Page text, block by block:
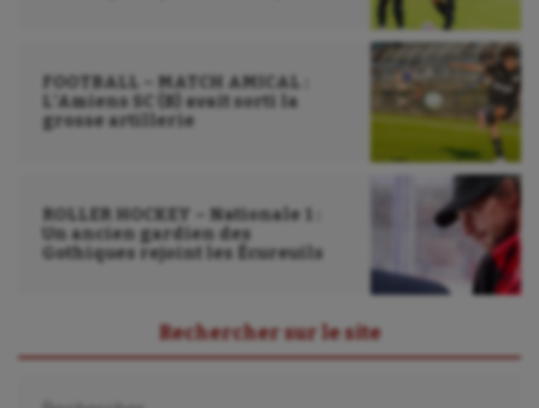
FOOTBALL – MATCH AMICAL :
L’Amiens SC (B) avait sorti la
grosse artillerie
ROLLER HOCKEY – Nationale 1 :
Un ancien gardien des
Gothiques rejoint les Écureuils
Rechercher sur le site